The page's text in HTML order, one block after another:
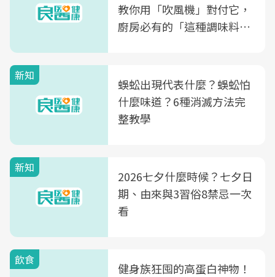
教你用「吹風機」對付它，
廚房必有的「這種調味料」
新知
蜈蚣出現代表什麼？蜈蚣怕
什麼味道？6種消滅方法完
整教學
新知
2026七夕什麼時候？七夕日
期、由來與3習俗8禁忌一次
看
飲食
健身族狂囤的高蛋白神物！